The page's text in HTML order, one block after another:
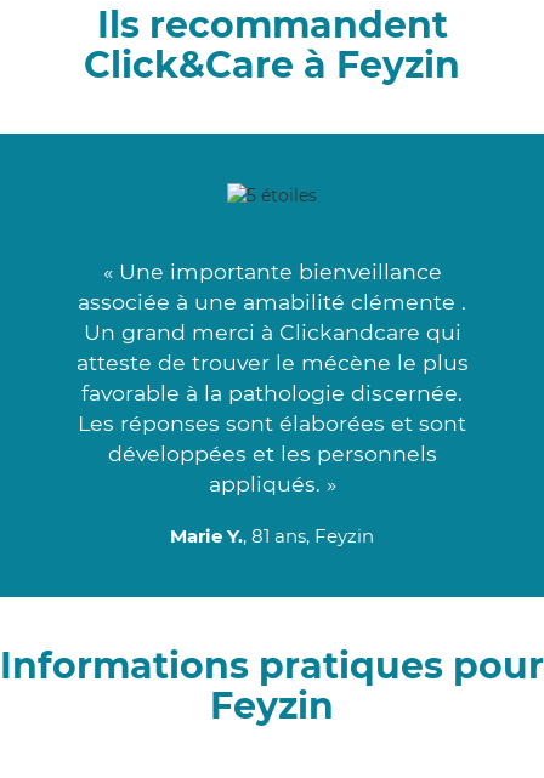
Ils recommandent
Click&Care à Feyzin
« Une importante bienveillance
associée à une amabilité clémente .
Un grand merci à Clickandcare qui
atteste de trouver le mécène le plus
favorable à la pathologie discernée.
Les réponses sont élaborées et sont
développées et les personnels
appliqués. »
Marie Y., 81 ans, Feyzin
Informations pratiques pour
Feyzin